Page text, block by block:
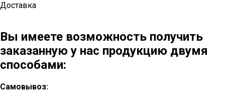
Доставка
Вы имеете возможность получить
заказанную у нас продукцию двумя
способами:
Самовывоз: